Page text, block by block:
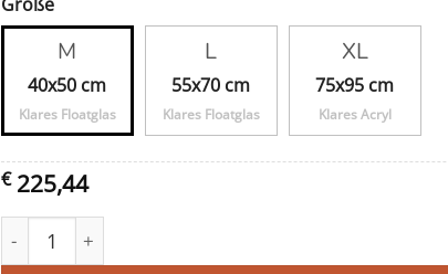
M
40x50 cm
Klares Floatglas
L
55x70 cm
Klares Floatglas
XL
75x95 cm
Klares Acryl
€225,44
Alles op een rijtje Menge